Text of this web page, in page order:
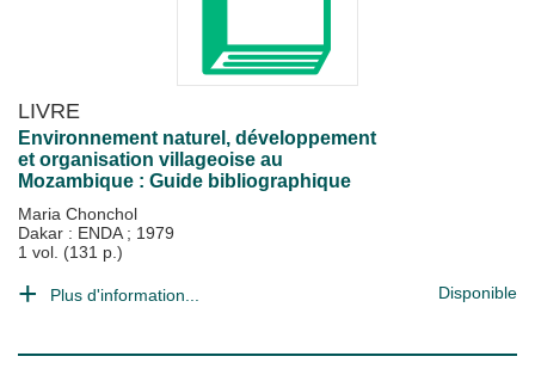
LIVRE
Environnement naturel, développement
et organisation villageoise au
Mozambique : Guide bibliographique
Maria Chonchol
Dakar : ENDA ; 1979
1 vol. (131 p.)
Plus d'information... Disponible